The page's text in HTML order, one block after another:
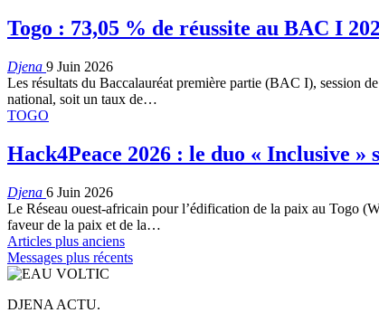
Togo : 73,05 % de réussite au BAC I
Djena 9 Juin 2026
Les résultats du Baccalauréat première partie (BAC I), session
national, soit un taux de…
TOGO
Hack4Peace 2026 : le duo « Inclusive
Djena 6 Juin 2026
Le Réseau ouest-africain pour l’édification de la paix au Togo
faveur de la paix et de la…
Articles plus anciens
Messages plus récents
DJENA ACTU.